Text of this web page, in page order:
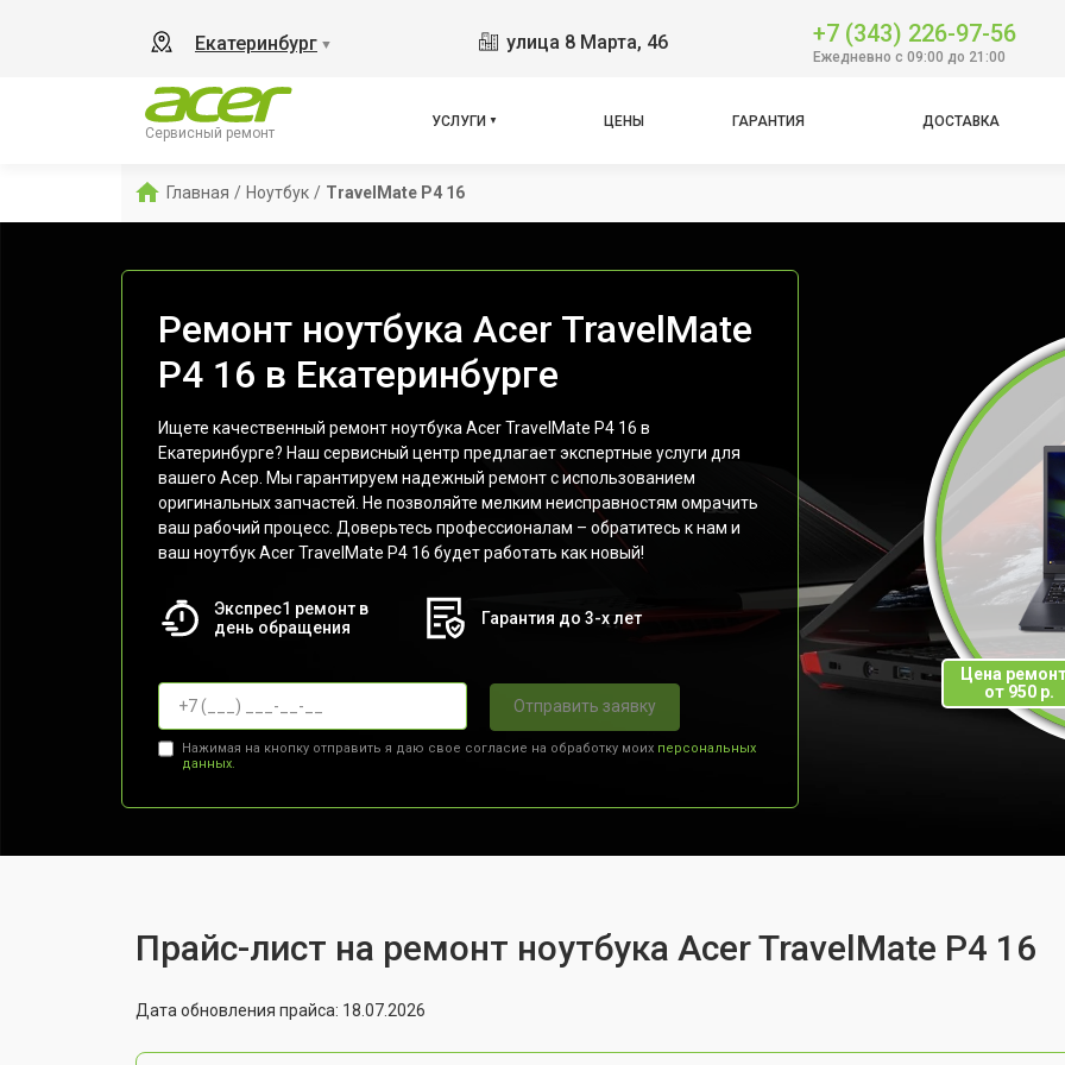
Екатеринбург ▼ улица 8 Марта, 46 +7 (343) 226-97-56
Ежедневно с 09:00 до 21:00
Сервисный ремонт
УСЛУГИ ЦЕНЫ ГАРАНТИЯ ДОСТАВКА
Главная / Ноутбук / TravelMate P4 16
Ремонт ноутбука Acer TravelMate
P4 16 в Екатеринбурге
Ищете качественный ремонт ноутбука Acer TravelMate P4 16 в
Екатеринбурге? Наш сервисный центр предлагает экспертные услуги для
вашего Асер. Мы гарантируем надежный ремонт с использованием
оригинальных запчастей. Не позволяйте мелким неисправностям омрачить
ваш рабочий процесс. Доверьтесь профессионалам – обратитесь к нам и
ваш ноутбук Acer TravelMate P4 16 будет работать как новый!
Экспрес1 ремонт в
день обращения
Гарантия до 3-х лет
Отправить заявку
Нажимая на кнопку отправить я даю свое согласие на обработку моих персональных
данных.
Цена
от 950 р.
Прайс-лист на ремонт ноутбука Acer TravelMate P4 16
Дата обновления прайса: 18.07.2026